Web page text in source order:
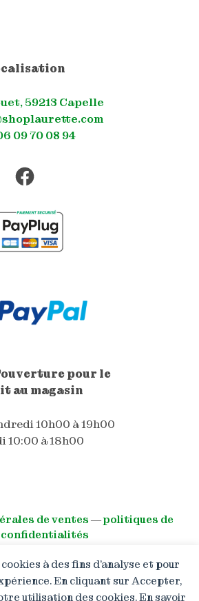
à des fins d’analyse et pour
En cliquant sur Accepter,
utilisation des cookies. En savoir
59213 Capelle
09 70 08 94
Facebook
pour le
au magasin
10h00 à 19h00
10:00 à 18h00
de ventes―politiques de
confidentialités
right reserved
: Les